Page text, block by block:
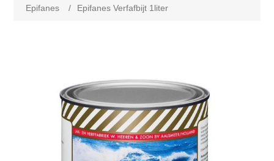
Epifanes
/ Epifanes Verfafbijt 1liter